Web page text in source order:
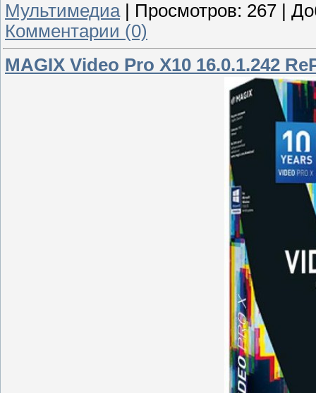
Мультимедиа| Просмотров: 267
Комментарии (0)
MAGIX Video Pro X10 16.0.1.242